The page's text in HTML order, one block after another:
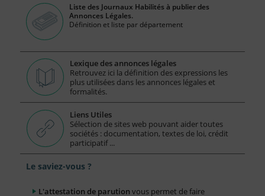
Liste des Journaux Habilités à publier des
Annonces Légales.
Définition et liste par département
Lexique des annonces légales
Retrouvez ici la définition des expressions les
plus utilisées dans les annonces légales et
formalités.
Liens Utiles
Sélection de sites web pouvant aider toutes
sociétés : documentation, textes de loi, crédit
participatif ...
Le saviez-vous ?
L'attestation de parution vous permet de faire